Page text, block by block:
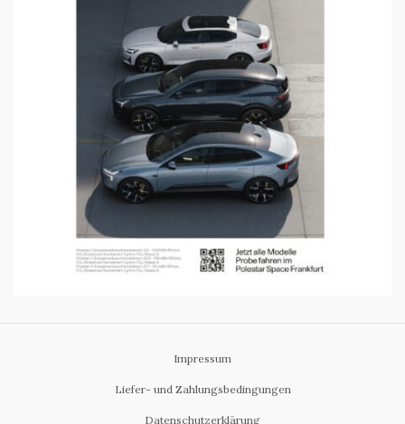
Impressum
Liefer- und Zahlungsbedingungen
Datenschutzerklärung